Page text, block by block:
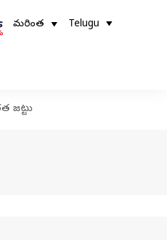
మరింత Telugu
జట్టు